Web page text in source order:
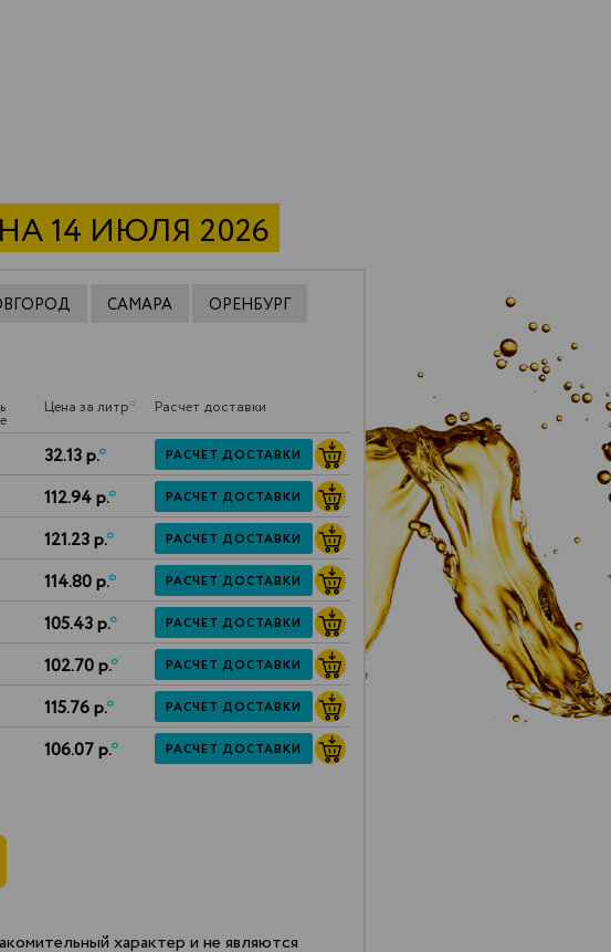
НА 14 ИЮЛЯ 2026
САМАРА
ОРЕНБУРГ
Цена за литр* Расчет доставки
32.13 р.* РАСЧЕТ ДОСТАВКИ
112.94 р.* РАСЧЕТ ДОСТАВКИ
121.23 р.* РАСЧЕТ ДОСТАВКИ
114.80 р.* РАСЧЕТ ДОСТАВКИ
105.43 р.* РАСЧЕТ ДОСТАВКИ
102.70 р.* РАСЧЕТ ДОСТАВКИ
115.76 р.* РАСЧЕТ ДОСТАВКИ
106.07 р.* РАСЧЕТ ДОСТАВКИ
характер и не являются